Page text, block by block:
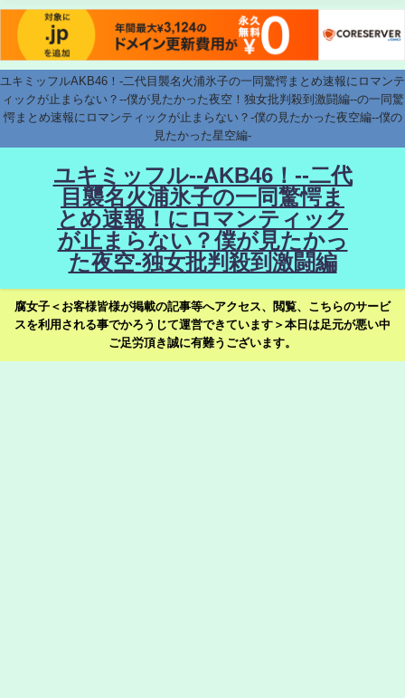
ユキミッフルAKB46！-二代目襲名火浦氷子の一同驚愕まとめ速報にロマンテ
ィックが止まらない？--僕が見たかった夜空！独女批判殺到激闘編--の一同驚
愕まとめ速報にロマンティックが止まらない？-僕の見たかった夜空編--僕の
見たかった星空編-
ユキミッフル--AKB46！--二代
目襲名火浦氷子の一同驚愕ま
とめ速報！にロマンティック
が止まらない？僕が見たかっ
た夜空-独女批判殺到激闘編
腐女子＜お客様皆様が掲載の記事等へアクセス、閲覧、こちらのサービ
スを利用される事でかろうじて運営できています＞本日は足元が悪い中
ご足労頂き誠に有難うございます。